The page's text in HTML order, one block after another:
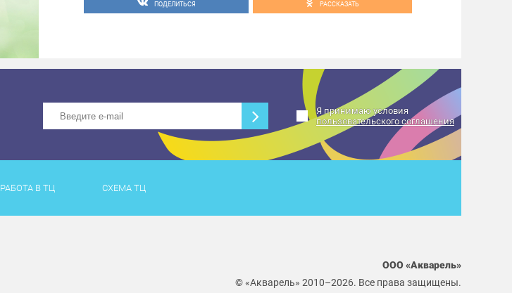
ПОДЕЛИТЬСЯ РАССКАЗАТЬ
Я принимаю условия
пользовательского соглашения
РАБОТА В ТЦ СХЕМА ТЦ
ООО «Акварель»
© «Акварель» 2010–2026. Все права защищены.